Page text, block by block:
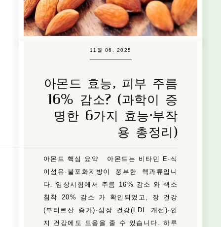
11월 06, 2025
아몬드 효능, 피부 주름
16% 감소? (과학이 증
명한 6가지 효능·부작
용 총정리)
아몬드 핵심 요약 아몬드는 비타민 E·식
이섬유·불포화지방이 풍부한 핵과류입니
다. 임상시험에서 주름 16% 감소 와 색소
침착 20% 감소 가 확인되었고, 장 건강
(부티르산 증가)·심장 건강(LDL 개선)·인
지 건강에도 도움을 줄 수 있습니다. 하루